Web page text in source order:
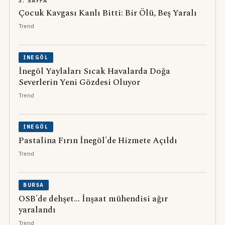
Çocuk Kavgası Kanlı Bitti: Bir Ölü, Beş Yaralı
Trend
İNEGÖL
İnegöl Yaylaları Sıcak Havalarda Doğa
Severlerin Yeni Gözdesi Oluyor
Trend
İNEGÖL
Pastalina Fırın İnegöl'de Hizmete Açıldı
Trend
BURSA
OSB'de dehşet... İnşaat mühendisi ağır
yaralandı
Trend